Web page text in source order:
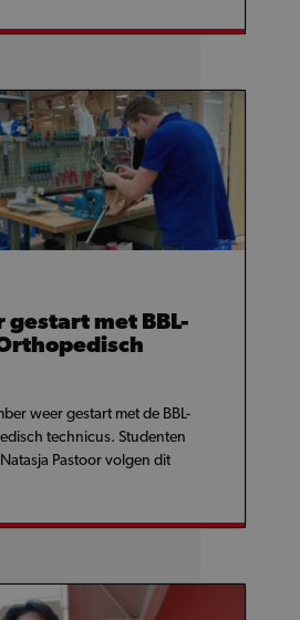
gestart met BBL-
weer gestart met de BBL-
technicus. Studenten
Pastoor volgen dit